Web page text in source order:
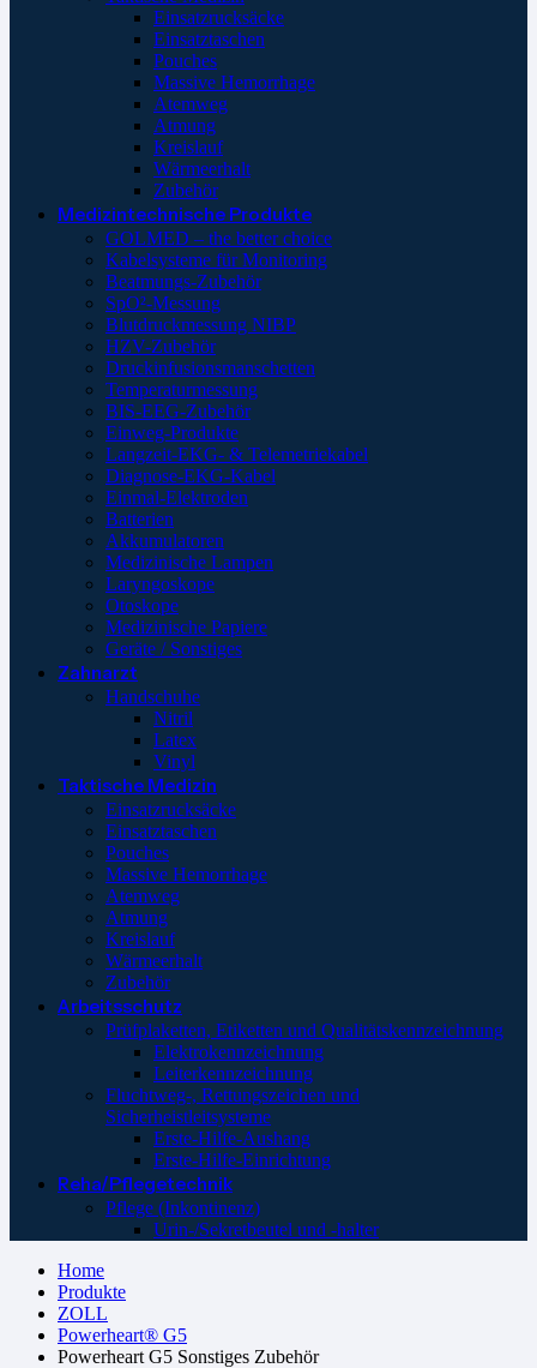
Einsatzrucksäcke
Einsatztaschen
Pouches
Massive Hemorrhage
Atemweg
Atmung
Kreislauf
Wärmeerhalt
Zubehör
Medizintechnische Produkte
GOLMED – the better choice
Kabelsysteme für Monitoring
Beatmungs-Zubehör
SpO²-Messung
Blutdruckmessung NIBP
HZV-Zubehör
Druckinfusionsmanschetten
Temperaturmessung
BIS-EEG-Zubehör
Einweg-Produkte
Langzeit-EKG- & Telemetriekabel
Diagnose-EKG-Kabel
Einmal-Elektroden
Batterien
Akkumulatoren
Medizinische Lampen
Laryngoskope
Otoskope
Medizinische Papiere
Geräte / Sonstiges
Zahnarzt
Handschuhe
Nitril
Latex
Vinyl
Taktische Medizin
Einsatzrucksäcke
Einsatztaschen
Pouches
Massive Hemorrhage
Atemweg
Atmung
Kreislauf
Wärmeerhalt
Zubehör
Arbeitsschutz
Prüfplaketten, Etiketten und Qualitätskennzeichnung
Elektrokennzeichnung
Leiterkennzeichnung
Fluchtweg-, Rettungszeichen und
Sicherheistleitsysteme
Erste-Hilfe-Aushang
Erste-Hilfe-Einrichtung
Reha/Pflegetechnik
Pflege (Inkontinenz)
Urin-/Sekretbeutel und -halter
Home
Produkte
ZOLL
Powerheart® G5
Powerheart G5 Sonstiges Zubehör